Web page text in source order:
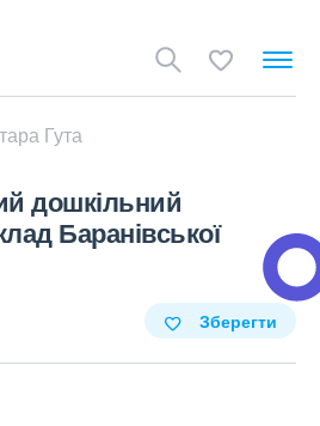
Гута
дошкільний
Баранівської
Зберегти